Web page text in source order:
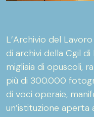
L’Archivio del
di archivi della Cgil
migliaia di opuscoli,
più di 300.000
di voci operaie,
un’istituzione